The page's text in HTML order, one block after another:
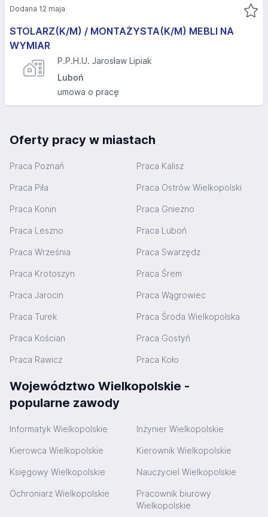
STOLARZ(K/M) / MONTAŻYSTA(K/M) MEBLI NA
WYMIAR
P.P.H.U. Jarosław Lipiak
Luboń
umowa o pracę
Dodana 12 maja
Oferty pracy w miastach
Praca Poznań Praca Kalisz
Praca Piła Praca Ostrów Wielkopolski
Praca Konin Praca Gniezno
Praca Leszno Praca Luboń
Praca Września Praca Swarzędz
Praca Krotoszyn Praca Śrem
Praca Jarocin Praca Wągrowiec
Praca Turek Praca Środa Wielkopolska
Praca Kościan Praca Gostyń
Praca Rawicz Praca Koło
Województwo Wielkopolskie -
popularne zawody
Informatyk Wielkopolskie Inżynier Wielkopolskie
Kierowca Wielkopolskie Kierownik Wielkopolskie
Księgowy Wielkopolskie Nauczyciel Wielkopolskie
Ochroniarz Wielkopolskie
Pracownik biurowy
Wielkopolskie